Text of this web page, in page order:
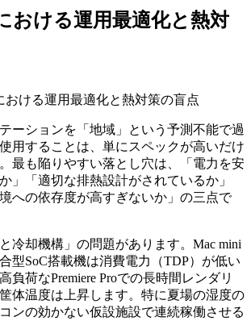
おける運用最適化と熱対
おける運用最適化と熱対策の盲点
ーションを「地域」という予測不能で過
用することは、単にスペックが高いだけ
最も陥りやすい落とし穴は、「電力を安
」「適切な排熱設計がされているか」
への依存度が高すぎないか」の三点で
冷却機構」の問題があります。Mac mini
型SoC搭載機は消費電力（TDP）が低い
負荷なPremiere Proでの長時間レンダリ
体温度は上昇します。特に夏場の湿度の
ンの効かない仮設施設で連続稼働させる